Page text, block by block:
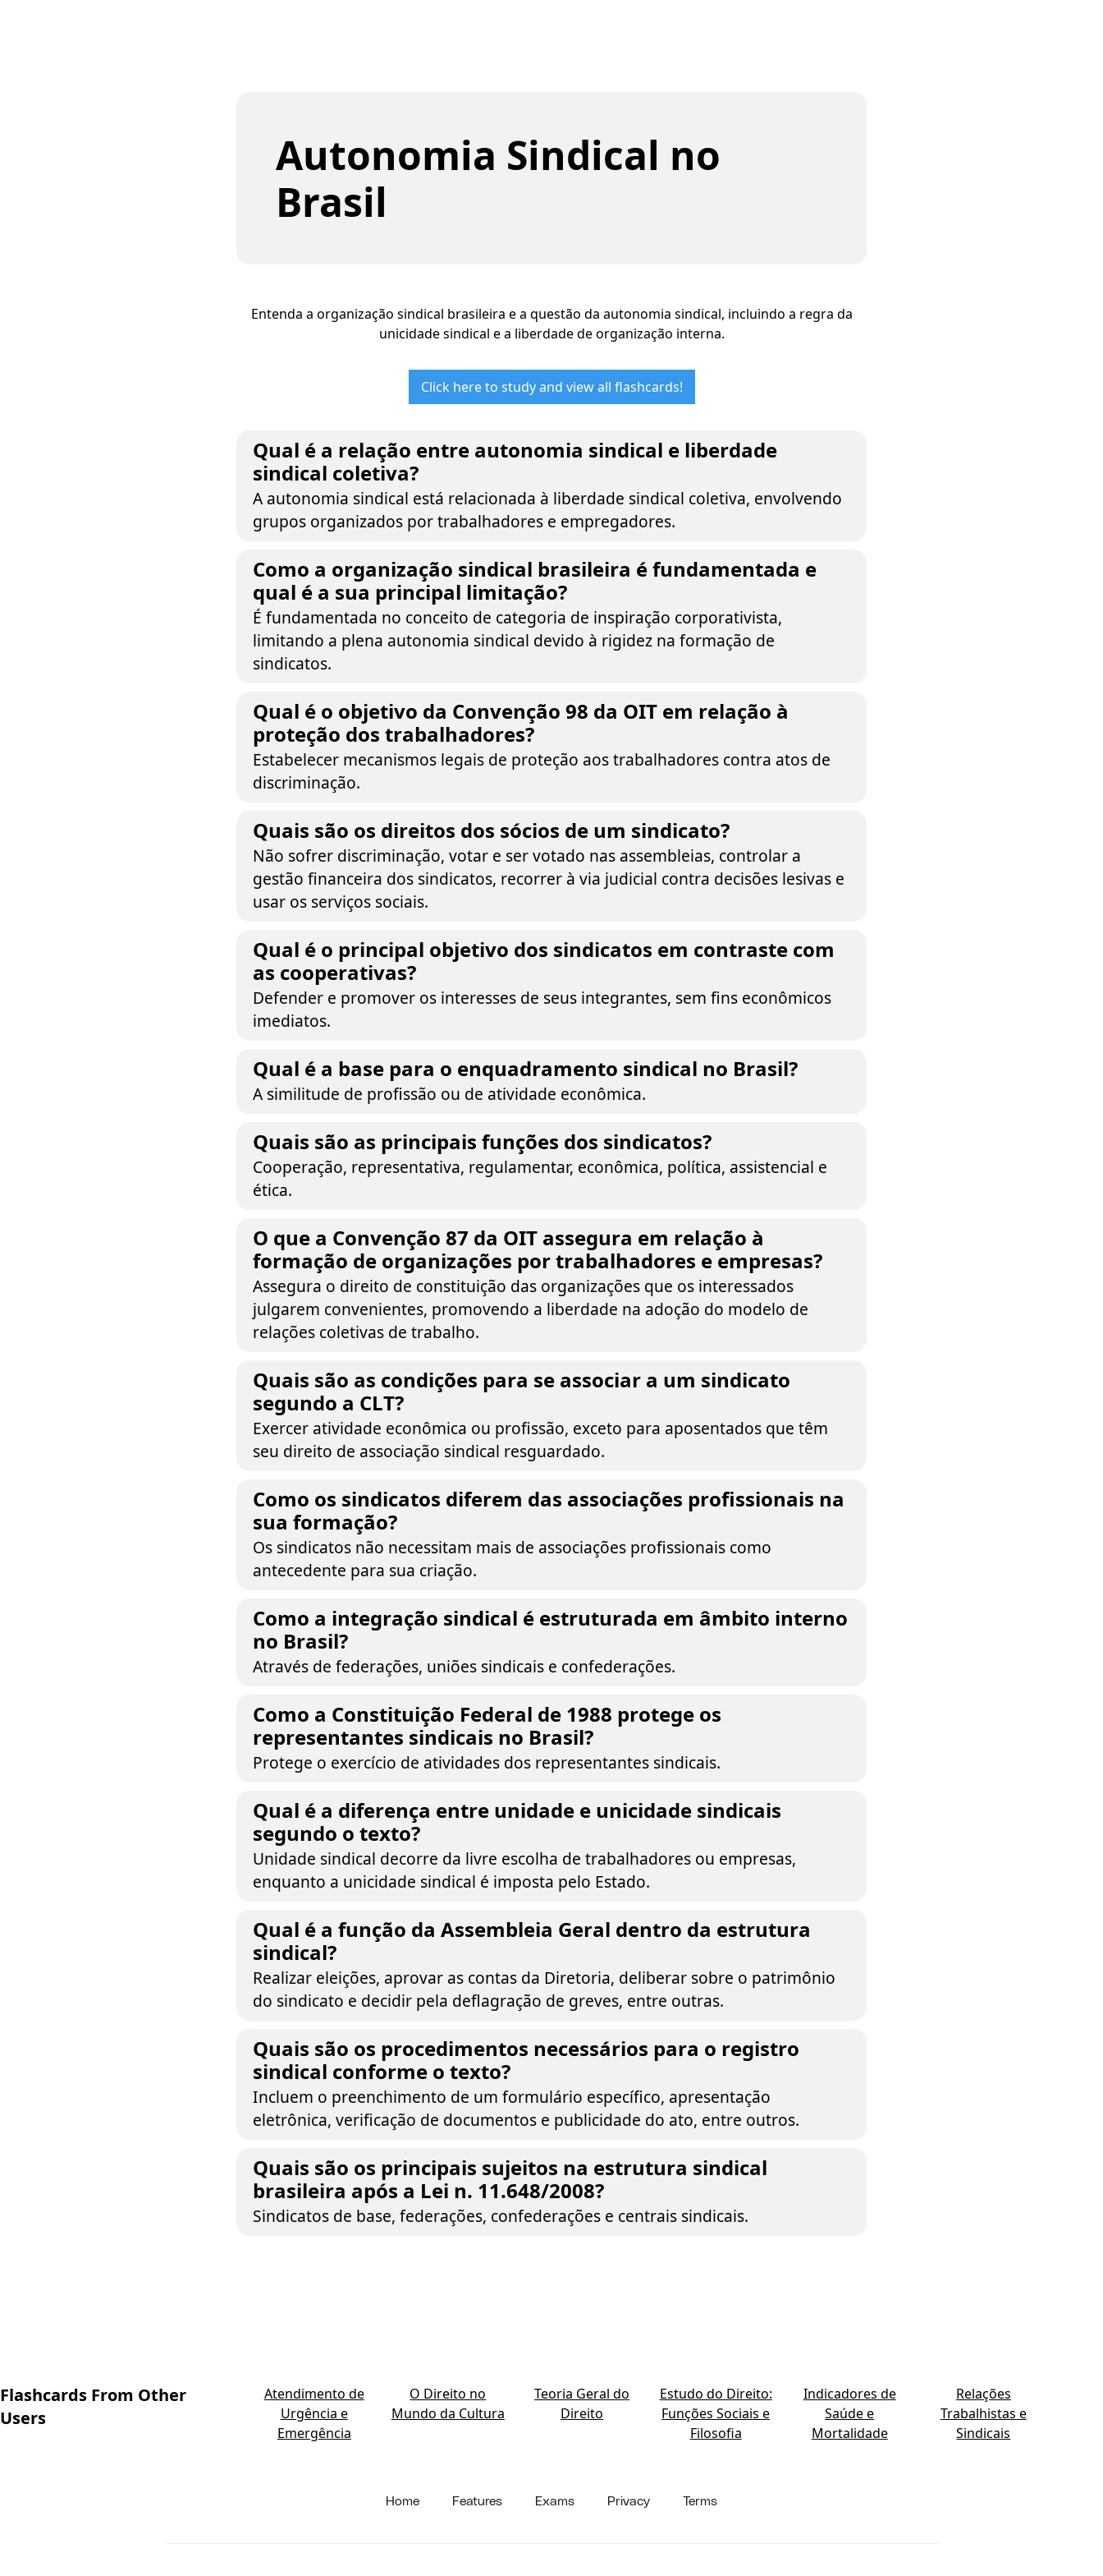
Autonomia Sindical no
Brasil
Entenda a organização sindical brasileira e a questão da autonomia sindical, incluindo a regra da
unicidade sindical e a liberdade de organização interna.
Click here to study and view all flashcards!
Qual é a relação entre autonomia sindical e liberdade
sindical coletiva?
A autonomia sindical está relacionada à liberdade sindical coletiva, envolvendo
grupos organizados por trabalhadores e empregadores.
Como a organização sindical brasileira é fundamentada e
qual é a sua principal limitação?
É fundamentada no conceito de categoria de inspiração corporativista,
limitando a plena autonomia sindical devido à rigidez na formação de
sindicatos.
Qual é o objetivo da Convenção 98 da OIT em relação à
proteção dos trabalhadores?
Estabelecer mecanismos legais de proteção aos trabalhadores contra atos de
discriminação.
Quais são os direitos dos sócios de um sindicato?
Não sofrer discriminação, votar e ser votado nas assembleias, controlar a
gestão financeira dos sindicatos, recorrer à via judicial contra decisões lesivas e
usar os serviços sociais.
Qual é o principal objetivo dos sindicatos em contraste com
as cooperativas?
Defender e promover os interesses de seus integrantes, sem fins econômicos
imediatos.
Qual é a base para o enquadramento sindical no Brasil?
A similitude de profissão ou de atividade econômica.
Quais são as principais funções dos sindicatos?
Cooperação, representativa, regulamentar, econômica, política, assistencial e
ética.
O que a Convenção 87 da OIT assegura em relação à
formação de organizações por trabalhadores e empresas?
Assegura o direito de constituição das organizações que os interessados
julgarem convenientes, promovendo a liberdade na adoção do modelo de
relações coletivas de trabalho.
Quais são as condições para se associar a um sindicato
segundo a CLT?
Exercer atividade econômica ou profissão, exceto para aposentados que têm
seu direito de associação sindical resguardado.
Como os sindicatos diferem das associações profissionais na
sua formação?
Os sindicatos não necessitam mais de associações profissionais como
antecedente para sua criação.
Como a integração sindical é estruturada em âmbito interno
no Brasil?
Através de federações, uniões sindicais e confederações.
Como a Constituição Federal de 1988 protege os
representantes sindicais no Brasil?
Protege o exercício de atividades dos representantes sindicais.
Qual é a diferença entre unidade e unicidade sindicais
segundo o texto?
Unidade sindical decorre da livre escolha de trabalhadores ou empresas,
enquanto a unicidade sindical é imposta pelo Estado.
Qual é a função da Assembleia Geral dentro da estrutura
sindical?
Realizar eleições, aprovar as contas da Diretoria, deliberar sobre o patrimônio
do sindicato e decidir pela deflagração de greves, entre outras.
Quais são os procedimentos necessários para o registro
sindical conforme o texto?
Incluem o preenchimento de um formulário específico, apresentação
eletrônica, verificação de documentos e publicidade do ato, entre outros.
Quais são os principais sujeitos na estrutura sindical
brasileira após a Lei n. 11.648/2008?
Sindicatos de base, federações, confederações e centrais sindicais.
Flashcards From Other
Users
Atendimento de
Urgência e
Emergência
O Direito no
Mundo da Cultura
Teoria Geral do
Direito
Estudo do Direito:
Funções Sociais e
Filosofia
Indicadores de
Saúde e
Mortalidade
Relações
Trabalhistas e
Sindicais
Home Features Exams Privacy Terms